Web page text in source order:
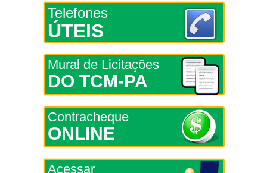
Telefones
ÚTEIS
Mural de Licitações
DO TCM-PA
Contracheque
ONLINE
Acessar